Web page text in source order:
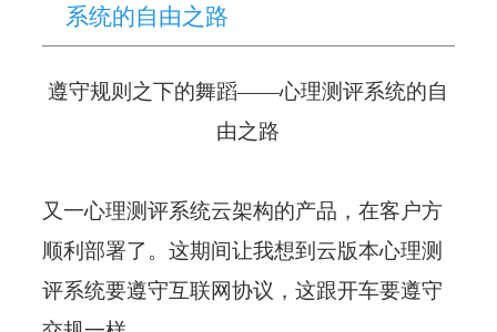
系统的自由之路
遵守规则之下的舞蹈——心理测评系统的自
由之路
又一心理测评系统云架构的产品，在客户方
顺利部署了。这期间让我想到云版本心理测
评系统要遵守互联网协议，这跟开车要遵守